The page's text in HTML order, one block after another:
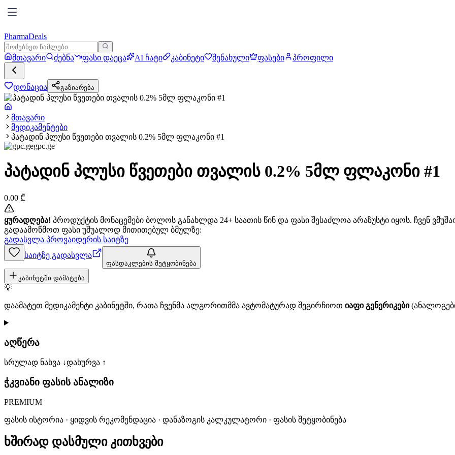
PharmaDeals
მთავარი ძებნა ფასი დაეცა AI ჩატი კაბინეტი შენახული ფასები პროფილი
დონაცია გაზიარება
მთავარი
მედიკამენტები
პატადინ პლუსი წვეთები თვალის 0.2% 5მლ ფლაკონი #1
gpc.ge
პატადინ პლუსი წვეთები თვალის 0.2% 5მლ ფლაკონი #1
0.00 ₾
ყურადღება! პროდუქტის მონაცემები ბოლოს განახლდა 24+ საათის წინ და ფასი შესაძლოა არაზუსტი იყოს. ჩვენ
გადაამოწმოთ ფასი უშუალოდ მითითებულ ბმულზე:
გადასვლა პროვაიდერის საიტზე
საიტზე გადასვლა
ფასდაკლების შეტყობინება
კაბინეტში დამატება
💡
დაამატეთ მედიკამენტი კაბინეტში, რათა ჩვენმა ალგორითმმა ავტომატურად შეგირჩიოთ იაფი გენერიკები
აღწერა
სრულად ნახვა ↓დახურვა ↑
ჭკვიანი ფასის ანალიზი
PREMIUM
ფასის ისტორია · ყიდვის რეკომენდაცია · დანაზოგის კალკულატორი · ფასის შეტყობინება
ხშირად დასმული კითხვები